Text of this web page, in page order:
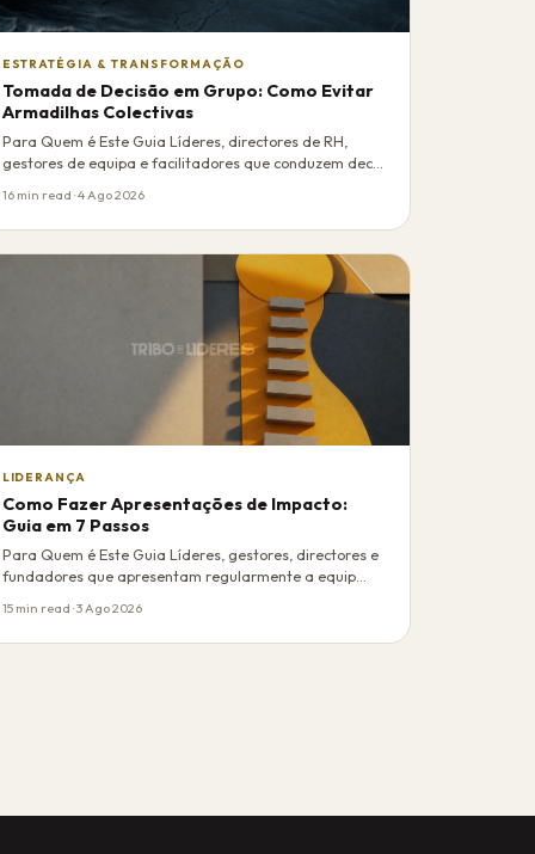
ESTRATÉGIA & TRANSFORMAÇÃO
Tomada de Decisão em Grupo: Como Evitar
Armadilhas Colectivas
Para Quem é Este Guia Líderes, directores de RH,
gestores de equipa e facilitadores que conduzem dec…
16 min read · 4 Ago 2026
LIDERANÇA
Como Fazer Apresentações de Impacto:
Guia em 7 Passos
Para Quem é Este Guia Líderes, gestores, directores e
fundadores que apresentam regularmente a equip…
15 min read · 3 Ago 2026